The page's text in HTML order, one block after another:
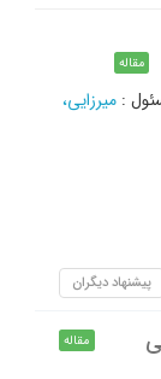
مقاله
: میرزایی،
پیشنهاد دیگران
مقاله